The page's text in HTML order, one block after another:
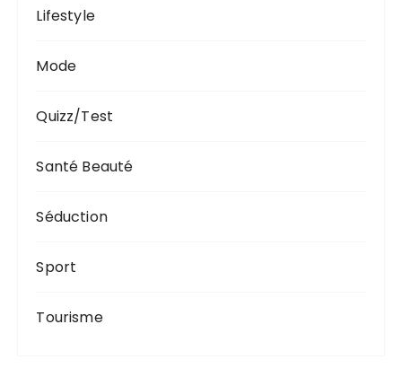
Lifestyle
Mode
Quizz/Test
Santé Beauté
Séduction
Sport
Tourisme